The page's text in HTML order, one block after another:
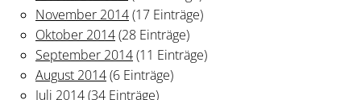
November 2014(17 Einträge)
Oktober 2014(28 Einträge)
September 2014(11 Einträge)
August 2014(6 Einträge)
Juli 2014(34 Einträge)